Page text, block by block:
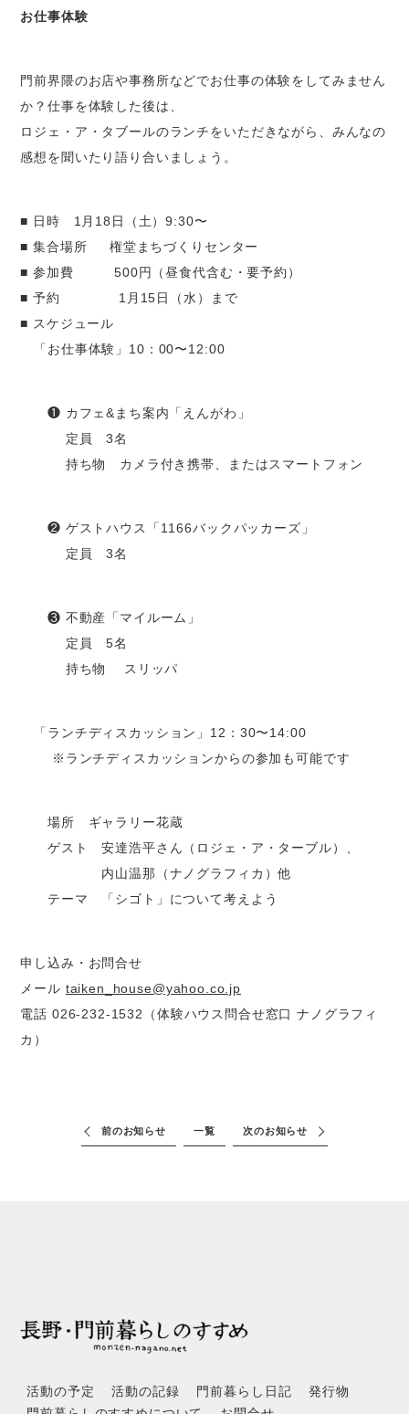
お仕事体験
門前界隈のお店や事務所などでお仕事の体験をしてみません
か？仕事を体験した後は、
ロジェ・ア・タブールのランチをいただきながら、みんなの
感想を聞いたり語り合いましょう。
■ 日時 1月18日（土）9:30〜
■ 集合場所 権堂まちづくりセンター
■ 参加費 500円（昼食代含む・要予約）
■ 予約 1月15日（水）まで
■ スケジュール
「お仕事体験」10：00〜12:00
❶ カフェ&まち案内「えんがわ」
定員 3名
持ち物 カメラ付き携帯、またはスマートフォン
❷ ゲストハウス「1166バックパッカーズ」
定員 3名
❸ 不動産「マイルーム」
定員 5名
持ち物 スリッパ
「ランチディスカッション」12：30〜14:00
※ランチディスカッションからの参加も可能です
場所 ギャラリー花蔵
ゲスト 安達浩平さん（ロジェ・ア・ターブル）、
内山温那（ナノグラフィカ）他
テーマ 「シゴト」について考えよう
申し込み・お問合せ
メール taiken_house@yahoo.co.jp
電話 026-232-1532（体験ハウス問合せ窓口 ナノグラフィ
カ）
前のお知らせ 一覧 次のお知らせ
活動の予定 活動の記録 門前暮らし日記
発行物